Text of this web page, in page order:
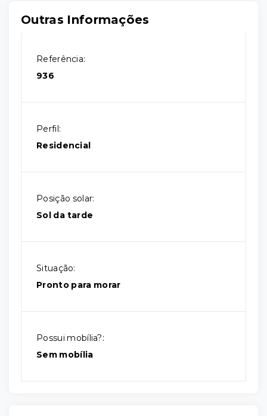
Outras Informações
Referência:
936
Perfil:
Residencial
Posição solar:
Sol da tarde
Situação:
Pronto para morar
Possui mobília?:
Sem mobília